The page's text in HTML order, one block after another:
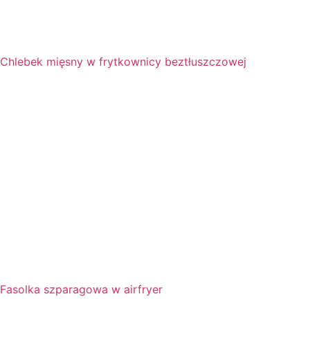
Chlebek mięsny w frytkownicy beztłuszczowej
Fasolka szparagowa w airfryer